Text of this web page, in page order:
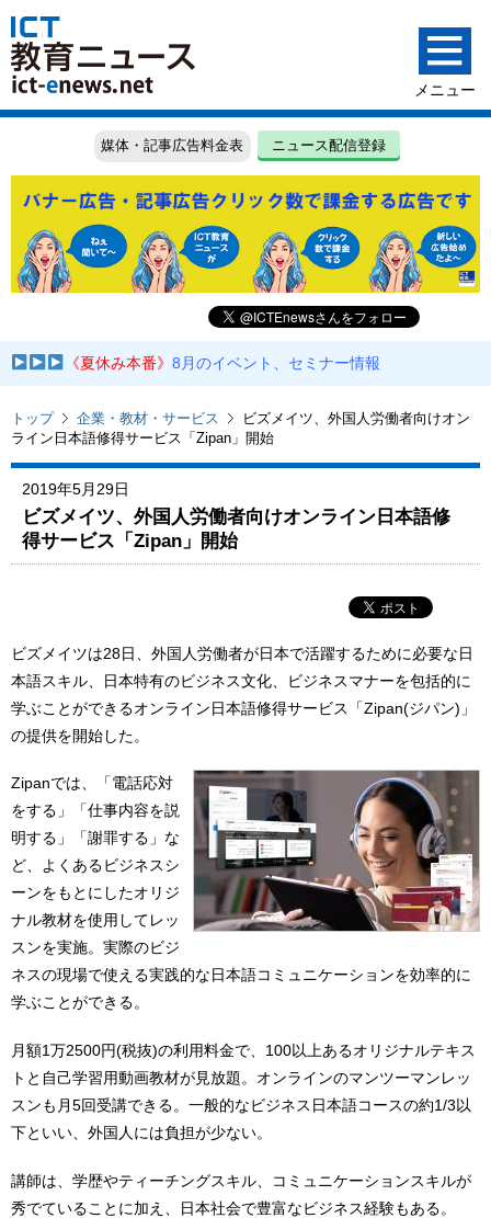
媒体・記事広告料金表 ニュース配信登録
《夏休み本番》8月のイベント、セミナー情報
トップ 企業・教材・サービス
ビズメイツ、外国人労働者向けオン
ライン日本語修得サービス「Zipan」開始
2019年5月29日
ビズメイツ、外国人労働者向けオンライン日本語修
得サービス「Zipan」開始
ビズメイツは28日、外国人労働者が日本で活躍するために必要な日
本語スキル、日本特有のビジネス文化、ビジネスマナーを包括的に
学ぶことができるオンライン日本語修得サービス「Zipan(ジパン)」
の提供を開始した。
Zipanでは、「電話応対
をする」「仕事内容を説
明する」「謝罪する」な
ど、よくあるビジネスシ
ーンをもとにしたオリジ
ナル教材を使用してレッ
スンを実施。実際のビジ
ネスの現場で使える実践的な日本語コミュニケーションを効率的に
学ぶことができる。
月額1万2500円(税抜)の利用料金で、100以上あるオリジナルテキス
トと自己学習用動画教材が見放題。オンラインのマンツーマンレッ
スンも月5回受講できる。一般的なビジネス日本語コースの約1/3以
下といい、外国人には負担が少ない。
講師は、学歴やティーチングスキル、コミュニケーションスキルが
秀でていることに加え、日本社会で豊富なビジネス経験もある。